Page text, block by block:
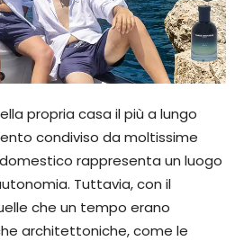
propria casa il più a lungo
condiviso da moltissime
rappresenta un luogo
Tuttavia, con il
che un tempo erano
architettoniche, come le